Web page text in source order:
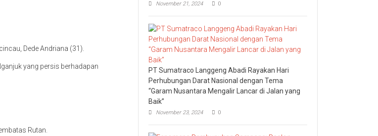
Dede Andriana (31).
yang persis berhadapan
Rutan.
November 21, 2024 0
PT Sumatraco Langgeng Abadi Rayakan Hari
Perhubungan Darat Nasional dengan Tema
“Garam Nusantara Mengalir Lancar di Jalan yang
Baik”
November 23, 2024 0